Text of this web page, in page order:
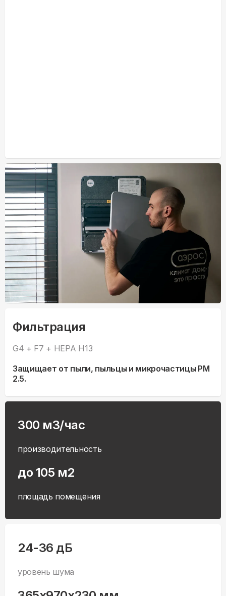
Фильтрация
G4 + F7 + HEPA H13
Защищает от пыли, пыльцы и микрочастицы PM
2.5.
300 м3/час
производительность
до 105 м2
площадь помещения
24-36 дБ
уровень шума